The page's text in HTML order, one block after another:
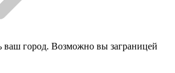
ваш город. Возможно вы заграницей